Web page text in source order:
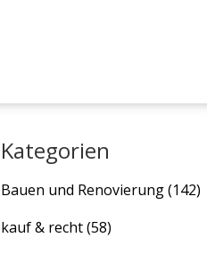
Kategorien
Bauen und Renovierung(142)
kauf & recht(58)